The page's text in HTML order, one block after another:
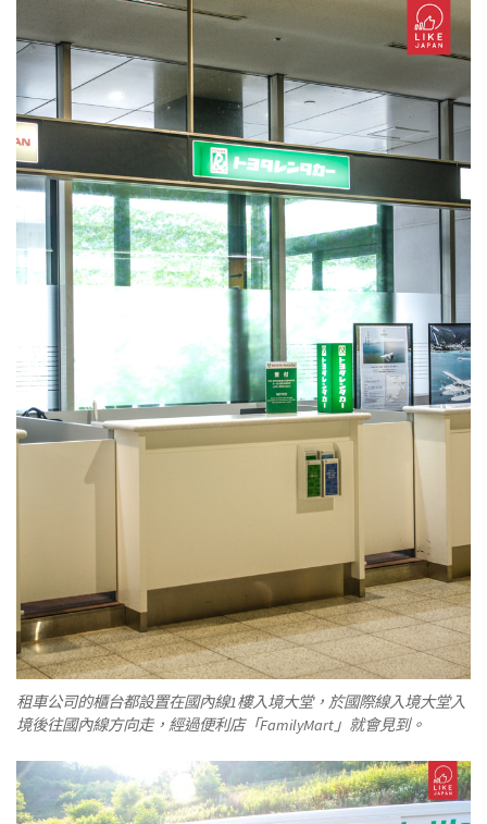
租車公司的櫃台都設置在國內線1樓入境大堂，於國際線入境大堂入
境後往國內線方向走，經過便利店「FamilyMart」就會見到。